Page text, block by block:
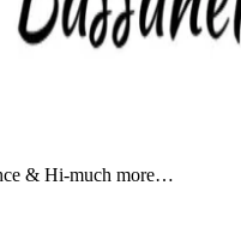
& Hi-much more…